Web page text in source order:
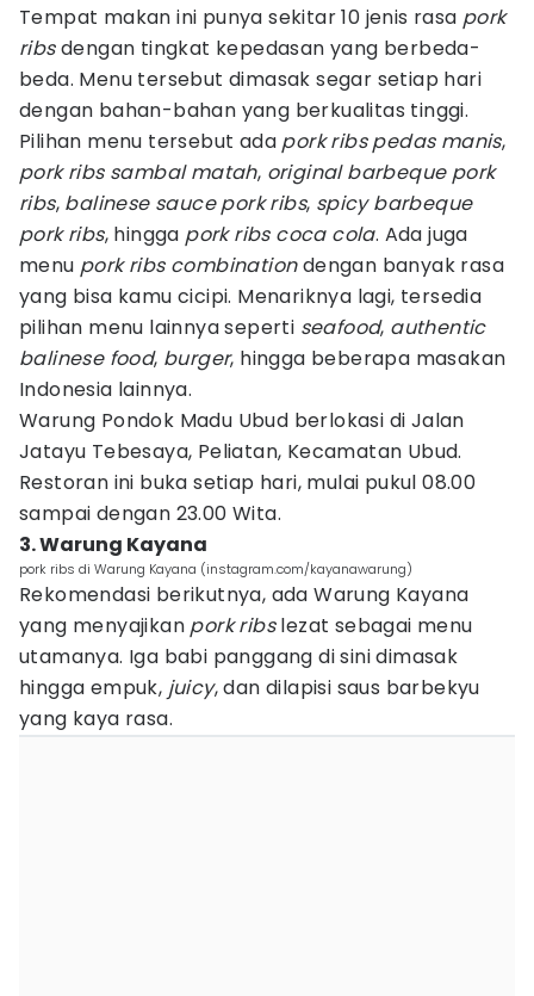
Tempat makan ini punya sekitar 10 jenis rasa pork
ribsdengan tingkat kepedasan yang berbeda-
beda. Menu tersebut dimasak segar setiap hari
dengan bahan-bahan yang berkualitas tinggi.
Pilihan menu tersebut ada pork ribs pedas manis,
pork ribs sambal matah, original barbeque pork
ribs, balinese sauce pork ribs, spicy barbeque
pork ribs, hingga pork ribs coca cola. Ada juga
menu pork ribs combinationdengan banyak rasa
yang bisa kamu cicipi. Menariknya lagi, tersedia
pilihan menu lainnya seperti seafood, authentic
balinese food, burger, hingga beberapa masakan
Indonesia lainnya.
Warung Pondok Madu Ubud berlokasi di Jalan
Jatayu Tebesaya, Peliatan, Kecamatan Ubud.
Restoran ini buka setiap hari, mulai pukul 08.00
sampai dengan 23.00 Wita.
3. Warung Kayana
pork ribs di Warung Kayana (instagram.com/kayanawarung)
Rekomendasi berikutnya, ada Warung Kayana
yang menyajikan pork ribslezat sebagai menu
utamanya. Iga babi panggang di sini dimasak
hingga empuk, juicy, dan dilapisi saus barbekyu
yang kaya rasa.